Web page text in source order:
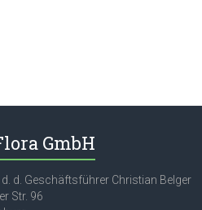
GmbH
d. d. Geschäftsführer Christian Belger
Str. 96